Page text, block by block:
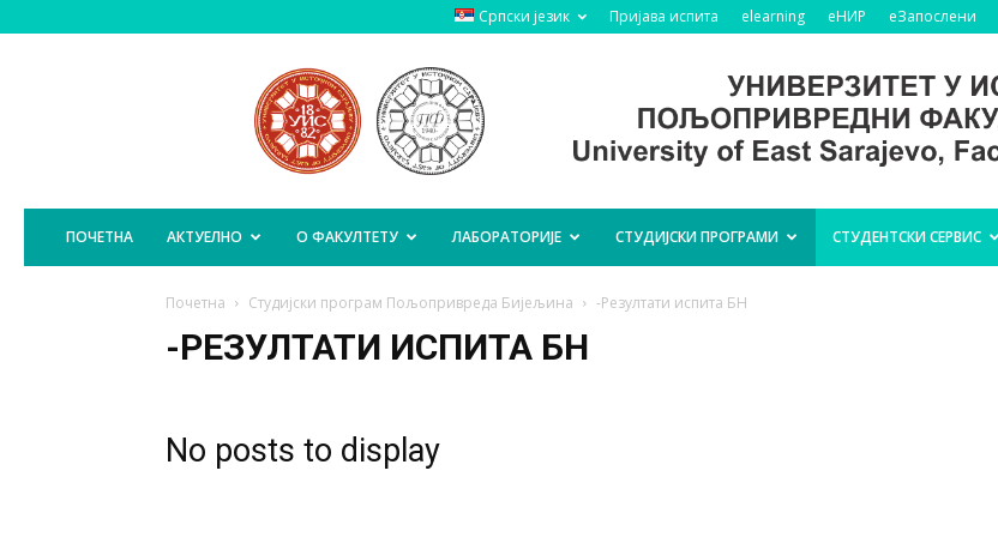
Српски језик Пријава испита elearning еНИР еЗапослени
Пољопривредни
Факултет
Источно
Сарајево
ПОЧЕТНА АКТУЕЛНО О ФАКУЛТЕТУ ЛАБОРАТОРИЈЕ СТУДИЈСКИ ПРОГРАМИ СТУДЕНТСКИ СЕРВИС
Почетна Студијски програм Пољопривреда Бијељина -Резултати испита БН
-РЕЗУЛТАТИ ИСПИТА БН
No posts to display